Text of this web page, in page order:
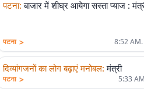
पटना: बाजार में शीघ्र आयेगा सस्ता प्याज :
पटना > 8:52
दिव्यांगजनों का लोग बढ़ाएं मनोबल: मंत्री
पटना > 5:33